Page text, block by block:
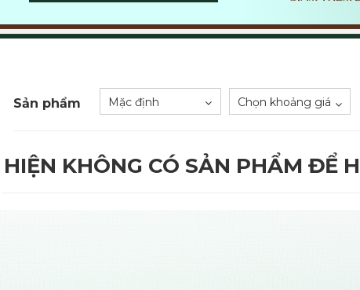
Sản phẩm Mặc định Chọn khoảng giá
HIỆN KHÔNG CÓ SẢN PHẨM ĐỂ